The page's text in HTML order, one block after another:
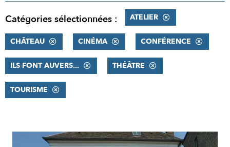
Catégories sélectionnées : ATELIER
CHÂTEAU CINÉMA CONFÉRENCE
ILS FONT AUVERS... THÉÂTRE
TOURISME
RÉSULTATS